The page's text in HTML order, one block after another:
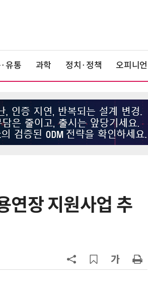
유통 과학 정치·정책 오피니언
연장 지원사업 추
6
최저임금 1만700원 최종 확정…노
메가프로젝트 속도전…'산업자원안
보기금' 신설해 공급망 사수